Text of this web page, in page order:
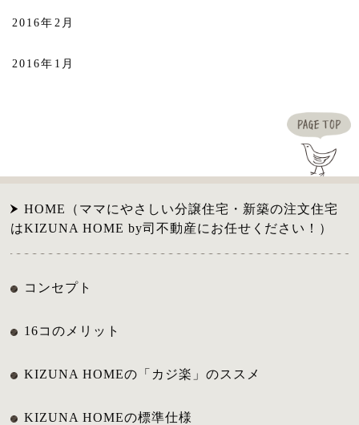
2016年2月
2016年1月
HOME（ママにやさしい分譲住宅・新築の注文住宅
はKIZUNA HOME by司不動産にお任せください！）
コンセプト
16コのメリット
KIZUNA HOMEの「カジ楽」のススメ
KIZUNA HOMEの標準仕様